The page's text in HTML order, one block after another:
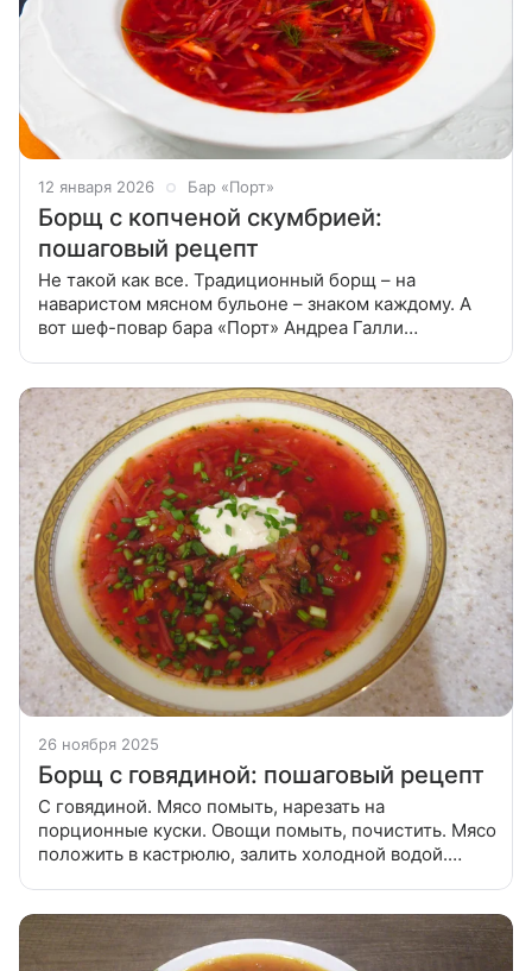
12 января 2026 Бар «Порт»
Борщ с копченой скумбрией:
пошаговый рецепт
Не такой как все. Традиционный борщ – на
наваристом мясном бульоне – знаком каждому. А
вот шеф-повар бара «Порт» Андреа Галли
откажутся даже те, кто постится! И еще
26 ноября 2025
Борщ с говядиной: пошаговый рецепт
С говядиной. Мясо помыть, нарезать на
порционные куски. Овощи помыть, почистить. Мясо
положить в кастрюлю, залить холодной водой.